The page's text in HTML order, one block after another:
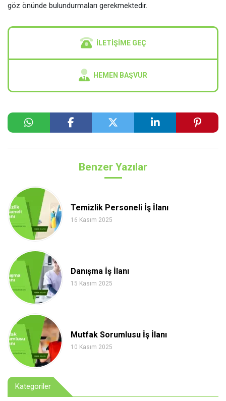
göz önünde bulundurmaları gerekmektedir.
İLETIŞIME GEÇ
HEMEN BAŞVUR
Benzer Yazılar
Temizlik Personeli İş İlanı
16 Kasım 2025
Danışma İş İlanı
15 Kasım 2025
Mutfak Sorumlusu İş İlanı
10 Kasım 2025
Kategoriler